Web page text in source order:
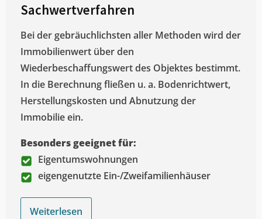
Sachwertverfahren
Bei der gebräuchlichsten aller Methoden wird der
Immobilienwert über den
Wiederbeschaffungswert des Objektes bestimmt.
In die Berechnung fließen u. a. Bodenrichtwert,
Herstellungskosten und Abnutzung der
Immobilie ein.
Besonders geeignet für:
Eigentumswohnungen
eigengenutzte Ein-/Zweifamilienhäuser
Weiterlesen